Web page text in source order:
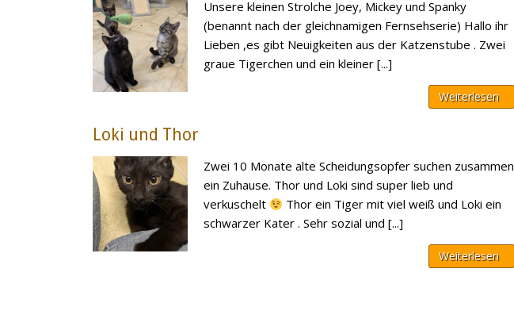
Unsere kleinen Strolche Joey, Mickey und Spanky
(benannt nach der gleichnamigen Fernsehserie) Hallo ihr
Lieben ,es gibt Neuigkeiten aus der Katzenstube . Zwei
graue Tigerchen und ein kleiner [...]
Weiterlesen
Loki und Thor
Zwei 10 Monate alte Scheidungsopfer suchen zusammen
ein Zuhause. Thor und Loki sind super lieb und
verkuschelt
Thor ein Tiger mit viel weiß und Loki ein
schwarzer Kater . Sehr sozial und [...]
Weiterlesen